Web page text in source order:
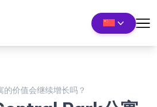
价值会继续增长吗？